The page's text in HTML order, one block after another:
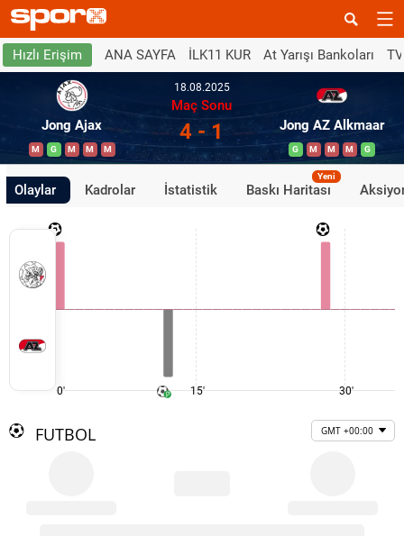
Hızlı Erişim ANA SAYFA İLK11 KUR At Yarışı Bankoları
Jong Ajax
M G M M M
18.08.2025
Maç Sonu
4 - 1 Jong AZ Alkmaar
G M M M G
Olaylar Kadrolar İstatistik Baskı Haritası
Yeni
0' 15' 30'
FUTBOL GMT +00:00